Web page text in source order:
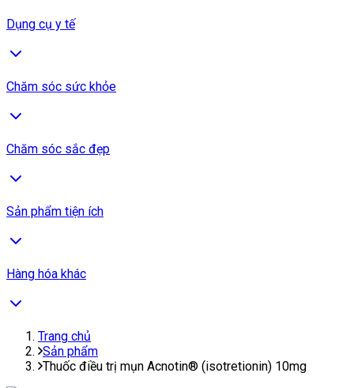
Dụng cụ y tế
Chăm sóc sức khỏe
Chăm sóc sắc đẹp
Sản phẩm tiện ích
Hàng hóa khác
Trang chủ
Sản phẩm
Thuốc điều trị mụn Acnotin® (isotretionin) 10mg